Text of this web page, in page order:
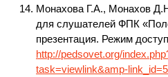
Монахова Г.А., Монахов
для слушателей ФПК
презентация. Режим
http://pedsovet.org/
task=viewlink&amp-